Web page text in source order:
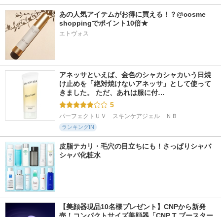
あの人気アイテムがお得に買える！？@cosme
shoppingでポイント10倍★
エトヴォス
アネッサといえば、金色のシャカシャカいう日焼
け止めを「絶対焼けないアネッサ」として使って
きました。 ただ、あれは服に付…
5
パーフェクトＵＶ　スキンケアジェル　ＮＢ
ランキングIN
皮脂テカリ・毛穴の目立ちにも！さっぱりシャバ
シャバ化粧水
【美顔器現品10名様プレゼント】CNPから新発